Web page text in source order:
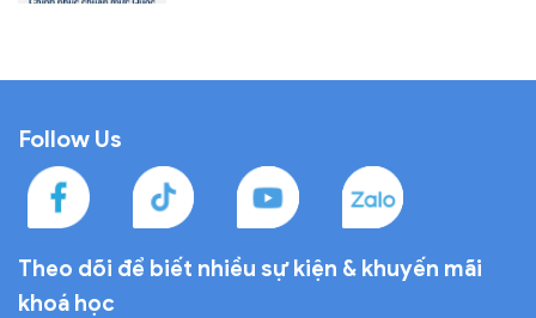
Follow Us
Theo dõi để biết nhiều sựkiện & khuyến mãi
khoá học